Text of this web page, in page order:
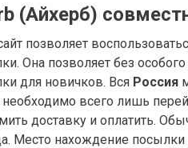
(Айхерб)
позволяет
Она позволяет без
для новичков. Вся Россия
необходимо всего лишь
доставку и оплатить.
Место нахождение